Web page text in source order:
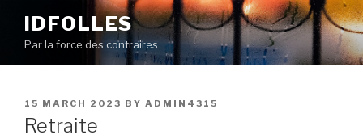
content
IDFOLLES
Par la force des contraires
POSTED
ON
15 MARCH 2023 BY ADMIN4315
Retraite